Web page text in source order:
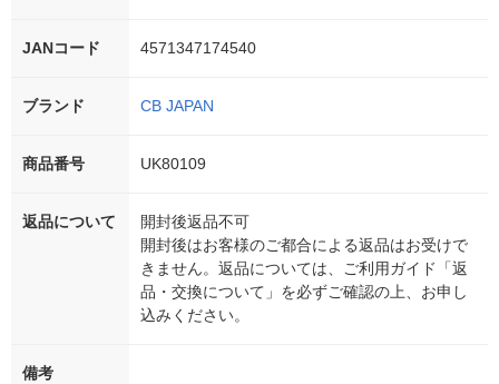
JANコード 4571347174540
ブランド CB JAPAN
商品番号 UK80109
返品について
開封後返品不可
開封後はお客様のご都合による返品はお受けで
きません。返品については、ご利用ガイド「返
品・交換について」を必ずご確認の上、お申し
込みください。
備考